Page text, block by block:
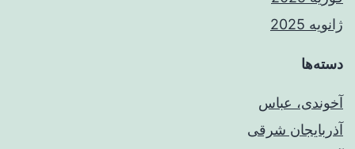
ژانویه 2025
دسته‌ها
آخوندی، عباس
آذربایجان شرقی